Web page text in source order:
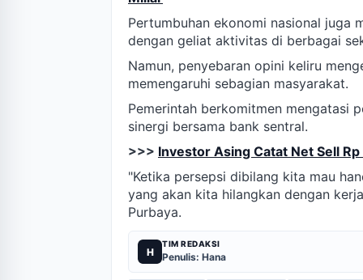
Pertumbuhan ekonomi nasional juga
dengan geliat aktivitas di berbagai
Namun, penyebaran opini keliru
memengaruhi sebagian masyarakat.
Pemerintah berkomitmen mengatasi
sinergi bersama bank sentral.
>>> Investor Asing Catat Net Sell
"Ketika persepsi dibilang kita mau
yang akan kita hilangkan dengan
Purbaya.
H
TIM REDAKSI
Penulis: Hana